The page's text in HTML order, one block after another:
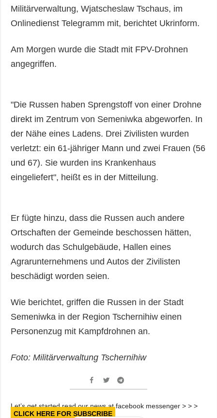
Veröffentlichungen
Interview
Fotos
LEISTUNGEN
Abonnement
Fotobank
Militärverwaltung, Wjatscheslaw Tschaus, im
Onlinedienst Telegramm mit, berichtet Ukrinform.
Am Morgen wurde die Stadt mit FPV-Drohnen
angegriffen.
"Die Russen haben Sprengstoff von einer Drohne
direkt im Zentrum von Semeniwka abgeworfen. In
der Nähe eines Ladens. Drei Zivilisten wurden
verletzt: ein 61-jähriger Mann und zwei Frauen (56
und 67). Sie wurden ins Krankenhaus
eingeliefert", heißt es in der Mitteilung.
Er fügte hinzu, dass die Russen auch andere
Ortschaften der Gemeinde beschossen hätten,
wodurch das Schulgebäude, Hallen eines
Agrarunternehmens und Autos der Zivilisten
beschädigt worden seien.
Wie berichtet, griffen die Russen in der Stadt
Semeniwka in der Region Tschernihiw einen
Personenzug mit Kampfdrohnen an.
Foto: Militärverwaltung Tschernihiw
Let’s get started read our news at facebook messenger > > >
CLICK HERE FOR SUBSCRIBE